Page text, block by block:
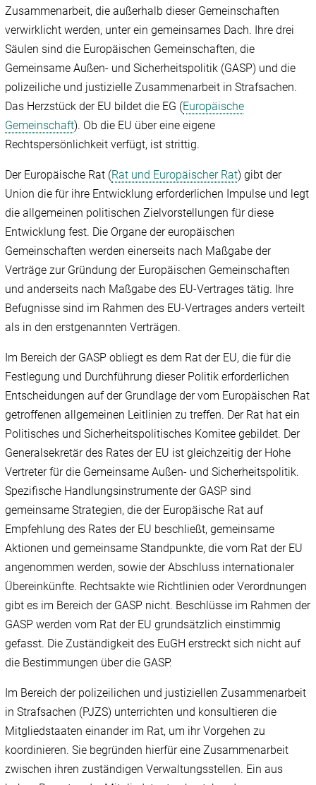
Zusammenarbeit, die außerhalb dieser Gemeinschaften
verwirklicht werden, unter ein gemeinsames Dach. Ihre drei
Säulen sind die Europäischen Gemeinschaften, die
Gemeinsame Außen- und Sicherheitspolitik (GASP) und die
polizeiliche und justizielle Zusammenarbeit in Strafsachen.
Das Herzstück der EU bildet die EG (Europäische
Gemeinschaft). Ob die EU über eine eigene
Rechtspersönlichkeit verfügt, ist strittig.
Der Europäische Rat (Rat und Europäischer Rat) gibt der
Union die für ihre Entwicklung erforderlichen Impulse und legt
die allgemeinen politischen Zielvorstellungen für diese
Entwicklung fest. Die Organe der europäischen
Gemeinschaften werden einerseits nach Maßgabe der
Verträge zur Gründung der Europäischen Gemeinschaften
und anderseits nach Maßgabe des EU-Vertrages tätig. Ihre
Befugnisse sind im Rahmen des EU-Vertrages anders verteilt
als in den erstgenannten Verträgen.
Im Bereich der GASP obliegt es dem Rat der EU, die für die
Festlegung und Durchführung dieser Politik erforderlichen
Entscheidungen auf der Grundlage der vom Europäischen Rat
getroffenen allgemeinen Leitlinien zu treffen. Der Rat hat ein
Politisches und Sicherheitspolitisches Komitee gebildet. Der
Generalsekretär des Rates der EU ist gleichzeitig der Hohe
Vertreter für die Gemeinsame Außen- und Sicherheitspolitik.
Spezifische Handlungsinstrumente der GASP sind
gemeinsame Strategien, die der Europäische Rat auf
Empfehlung des Rates der EU beschließt, gemeinsame
Aktionen und gemeinsame Standpunkte, die vom Rat der EU
angenommen werden, sowie der Abschluss internationaler
Übereinkünfte. Rechtsakte wie Richtlinien oder Verordnungen
gibt es im Bereich der GASP nicht. Beschlüsse im Rahmen der
GASP werden vom Rat der EU grundsätzlich einstimmig
gefasst. Die Zuständigkeit des EuGH erstreckt sich nicht auf
die Bestimmungen über die GASP.
Im Bereich der polizeilichen und justiziellen Zusammenarbeit
in Strafsachen (PJZS) unterrichten und konsultieren die
Mitgliedstaaten einander im Rat, um ihr Vorgehen zu
koordinieren. Sie begründen hierfür eine Zusammenarbeit
zwischen ihren zuständigen Verwaltungsstellen. Ein aus